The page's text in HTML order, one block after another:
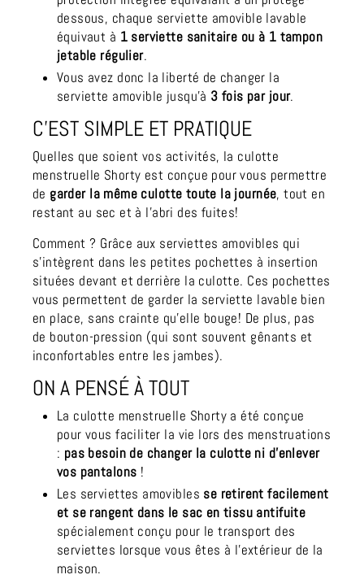
dessous, chaque serviette amovible lavable
équivaut à 1 serviette sanitaire ou à 1 tampon
jetable régulier.
Vous avez donc la liberté de changer la
serviette amovible jusqu'à 3 fois par jour.
C’EST SIMPLE ET PRATIQUE
Quelles que soient vos activités, la culotte
menstruelle Shorty est conçue pour vous permettre
de garder la même culotte toute la journée, tout en
restant au sec et à l'abri des fuites!
Comment ? Grâce aux serviettes amovibles qui
s'intègrent dans les petites pochettes à insertion
situées devant et derrière la culotte. Ces pochettes
vous permettent de garder la serviette lavable bien
en place, sans crainte qu'elle bouge! De plus, pas
de bouton-pression (qui sont souvent gênants et
inconfortables entre les jambes).
ON A PENSÉ À TOUT
La culotte menstruelle Shorty a été conçue
pour vous faciliter la vie lors des menstruations
: pas besoin de changer la culotte ni d'enlever
vos pantalons !
Les serviettes amovibles se retirent facilement
et se rangent dans le sac en tissu antifuite
spécialement conçu pour le transport des
serviettes lorsque vous êtes à l'extérieur de la
maison.